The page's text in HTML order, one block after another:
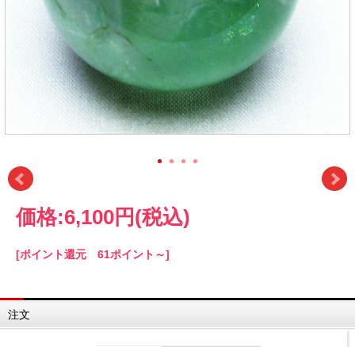
価格:6,100円 (税込)
[ポイント還元 61ポイント～]
注文